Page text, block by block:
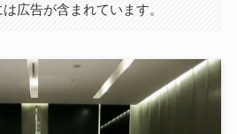
広告が含まれています。